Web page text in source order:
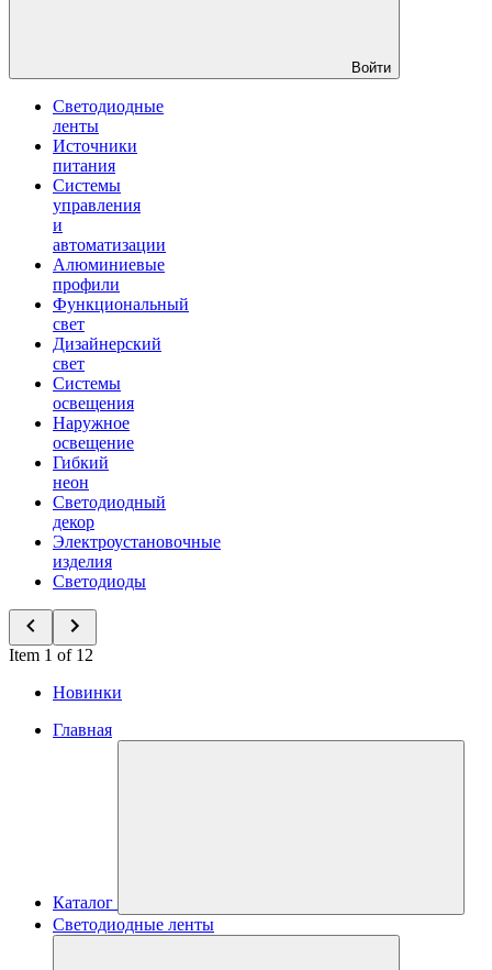
Войти
Светодиодные
ленты
Источники
питания
Системы
управления
и
автоматизации
Алюминиевые
профили
Функциональный
свет
Дизайнерский
свет
Системы
освещения
Наружное
освещение
Гибкий
неон
Светодиодный
декор
Электроустановочные
изделия
Светодиоды
Item 1 of 12
Новинки
Главная
Каталог
Светодиодные ленты